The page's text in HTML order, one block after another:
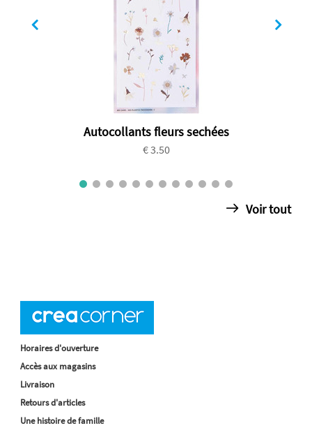
Autocollants fleurs sechées
€ 3.50
Voir tout
Horaires d'ouverture
Accès aux magasins
Livraison
Retours d'articles
Une histoire de famille